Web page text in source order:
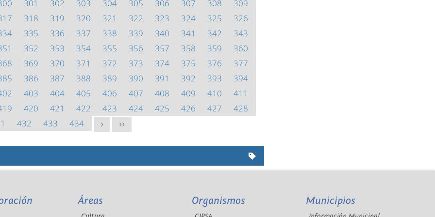
301 302 303 304 305 306 307 308
309
318 319 320 321 322 323 324 325
326
335 336 337 338 339 340 341 342
343
352 353 354 355 356 357 358 359
360
369 370 371 372 373 374 375 376
377
386 387 388 389 390 391 392 393
394
403 404 405 406 407 408 409 410
411
420 421 422 423 424 425 426 427
428
432 433 434 > >>
Áreas Organismos Municipios